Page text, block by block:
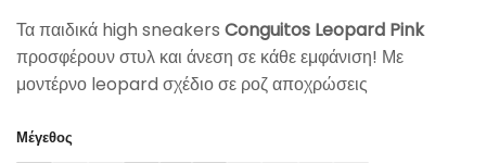
Τα παιδικά high sneakers Conguitos Leopard Pink
προσφέρουν στυλ και άνεση σε κάθε εμφάνιση! Με
μοντέρνο leopard σχέδιο σε ροζ αποχρώσεις
Μέγεθος